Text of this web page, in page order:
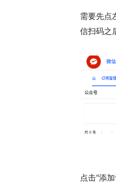
需要先点
信扫码之
点击"添